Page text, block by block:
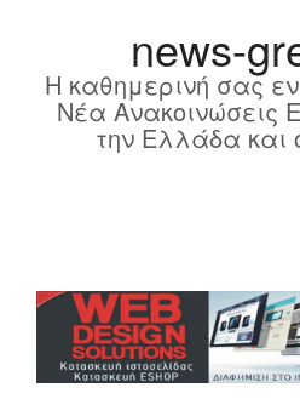
news-
Η καθημερινή σας
Νέα Ανακοινώσεις
την Ελλάδα και